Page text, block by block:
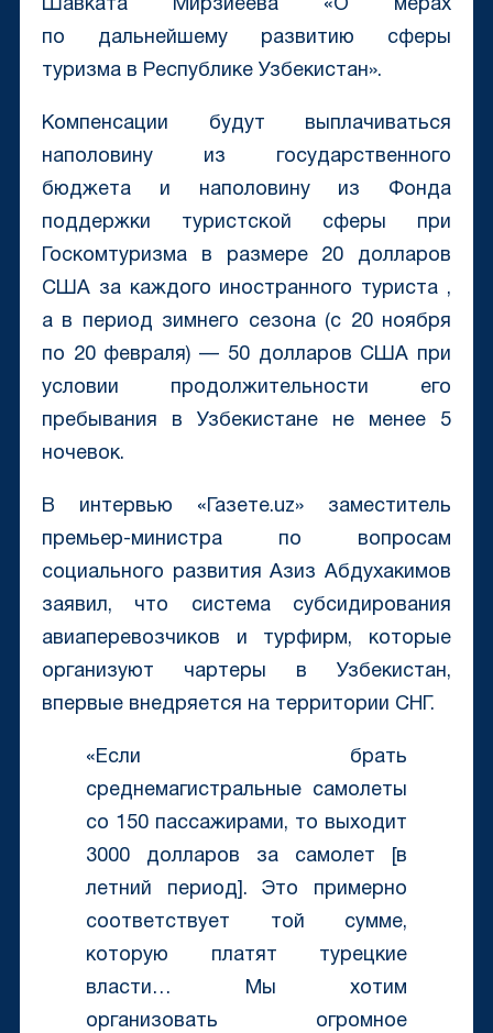
Шавката Мирзиёева «О мерах
по дальнейшему развитию сферы
туризма в Республике Узбекистан».
Компенсации будут выплачиваться
наполовину из государственного
бюджета и наполовину из Фонда
поддержки туристской сферы при
Госкомтуризма в размере 20 долларов
США за каждого иностранного туриста ,
а в период зимнего сезона (с 20 ноября
по 20 февраля) — 50 долларов США при
условии продолжительности его
пребывания в Узбекистане не менее 5
ночевок.
В интервью «Газете.uz» заместитель
премьер-министра по вопросам
социального развития Азиз Абдухакимов
заявил, что система субсидирования
авиаперевозчиков и турфирм, которые
организуют чартеры в Узбекистан,
впервые внедряется на территории СНГ.
«Если брать
среднемагистральные самолеты
со 150 пассажирами, то выходит
3000 долларов за самолет [в
летний период]. Это примерно
соответствует той сумме,
которую платят турецкие
власти… Мы хотим
организовать огромное